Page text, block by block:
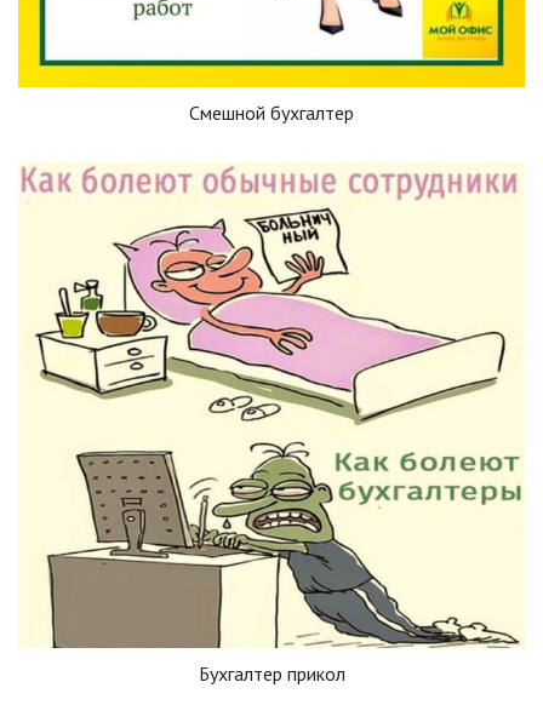
Смешной бухгалтер
Бухгалтер прикол